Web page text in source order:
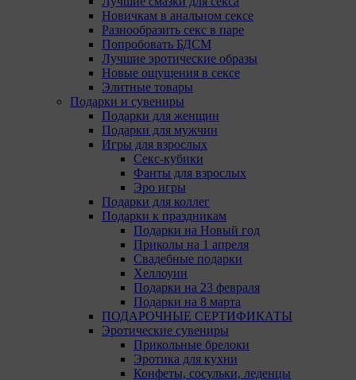
Новичкам в анальном сексе
Разнообразить секс в паре
Попробовать БДСМ
Лучшие эротические образы
Новые ощущения в сексе
Элитные товары
Подарки и сувениры
Подарки для женщин
Подарки для мужчин
Игры для взрослых
Секс-кубики
Фанты для взрослых
Эро игры
Подарки для коллег
Подарки к праздникам
Подарки на Новый год
Приколы на 1 апреля
Свадебные подарки
Хеллоуин
Подарки на 23 февраля
Подарки на 8 марта
ПОДАРОЧНЫЕ СЕРТИФИКАТЫ
Эротические сувениры
Прикольные брелоки
Эротика для кухни
Конфеты, сосульки, леденцы